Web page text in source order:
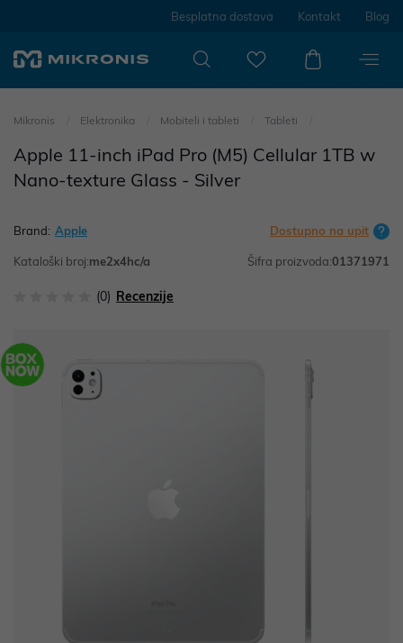
Besplatna dostava Kontakt Blog
Mikronis Elektronika Mobiteli i tableti Tableti
Apple 11-inch iPad Pro (M5) Cellular 1TB w
Nano-texture Glass - Silver
Brand: Apple Dostupno na upit
Kataloški broj:me2x4hc/a Šifra proizvoda:01371971
(0) Recenzije